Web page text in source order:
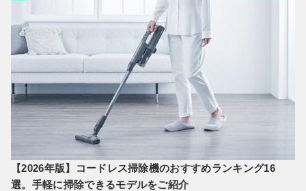
【2026年版】コードレス掃除機のおすすめランキング16
選。手軽に掃除できるモデルをご紹介